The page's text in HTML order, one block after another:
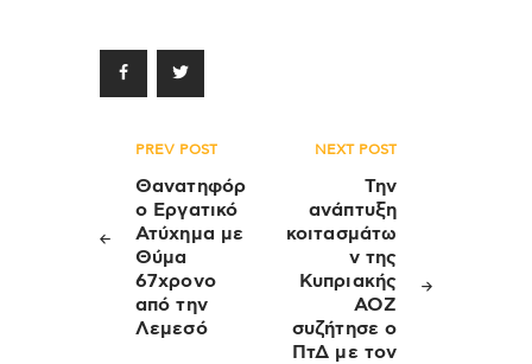
Πλοήγηση
άρθρων
PREV POST
Θανατηφόρ
ο Εργατικό
Ατύχημα με
Θύμα
67χρονο
από την
Λεμεσό
NEXT POST
Την
ανάπτυξη
κοιτασμάτω
ν της
Κυπριακής
ΑΟΖ
συζήτησε ο
ΠτΔ με τον